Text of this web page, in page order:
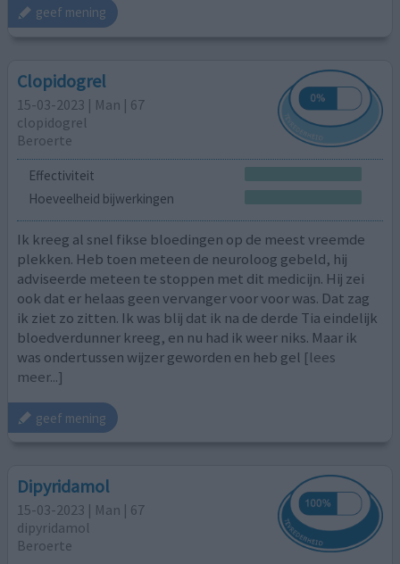
geef mening
Clopidogrel
15-03-2023 | Man | 67
clopidogrel
Beroerte
Effectiviteit
Hoeveelheid bijwerkingen
Ik kreeg al snel fikse bloedingen op de meest vreemde
plekken. Heb toen meteen de neuroloog gebeld, hij
adviseerde meteen te stoppen met dit medicijn. Hij zei
ook dat er helaas geen vervanger voor voor was. Dat zag
ik ziet zo zitten. Ik was blij dat ik na de derde Tia eindelijk
bloedverdunner kreeg, en nu had ik weer niks. Maar ik
was ondertussen wijzer geworden en heb gel [lees
meer...]
geef mening
Dipyridamol
15-03-2023 | Man | 67
dipyridamol
Beroerte